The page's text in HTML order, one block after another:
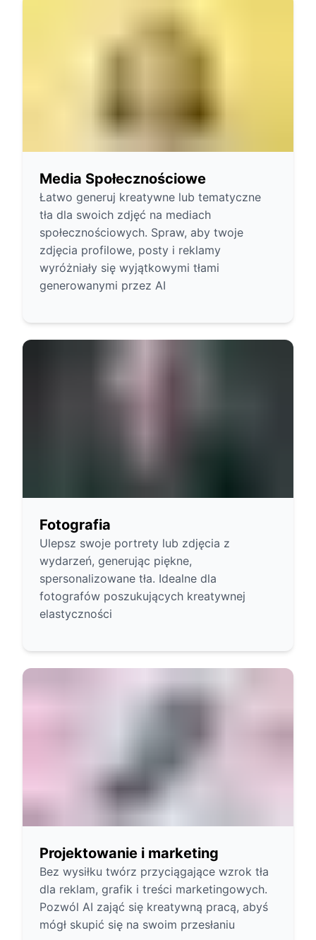
Media Społecznościowe
Łatwo generuj kreatywne lub tematyczne
tła dla swoich zdjęć na mediach
społecznościowych. Spraw, aby twoje
zdjęcia profilowe, posty i reklamy
wyróżniały się wyjątkowymi tłami
generowanymi przez AI
Fotografia
Ulepsz swoje portrety lub zdjęcia z
wydarzeń, generując piękne,
spersonalizowane tła. Idealne dla
fotografów poszukujących kreatywnej
elastyczności
Projektowanie i marketing
Bez wysiłku twórz przyciągające wzrok tła
dla reklam, grafik i treści marketingowych.
Pozwól AI zająć się kreatywną pracą, abyś
mógł skupić się na swoim przesłaniu